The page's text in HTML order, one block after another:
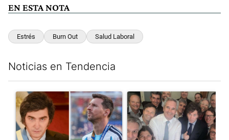
EN ESTA NOTA
Estrés Burn Out Salud Laboral
Noticias en Tendencia
Un artículo de tendencia con el título "Milei despidió a Jorge
Un artículo de tendencia con